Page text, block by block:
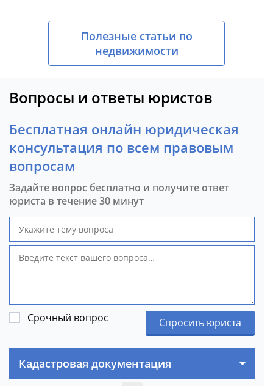
Полезные статьи по
недвижимости
Вопросы и ответы юристов
Бесплатная онлайн юридическая
консультация по всем правовым
вопросам
Задайте вопрос бесплатно и получите ответ
юриста в течение 30 минут
Срочный вопрос Спросить юриста
Кадастровая документация